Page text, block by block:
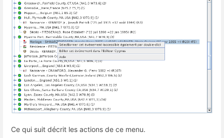
Ce qui suit décrit les actions de ce menu.